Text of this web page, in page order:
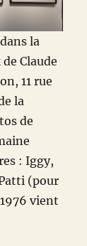
la
Claude
11 rue
la
de
: Iggy,
(pour
vient